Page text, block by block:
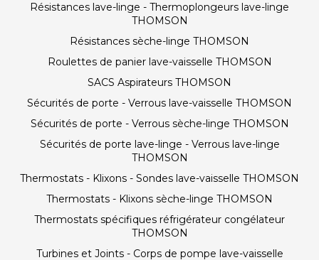
Résistances lave-linge - Thermoplongeurs lave-linge
THOMSON
Résistances sèche-linge THOMSON
Roulettes de panier lave-vaisselle THOMSON
SACS Aspirateurs THOMSON
Sécurités de porte - Verrous lave-vaisselle THOMSON
Sécurités de porte - Verrous sèche-linge THOMSON
Sécurités de porte lave-linge - Verrous lave-linge
THOMSON
Thermostats - Klixons - Sondes lave-vaisselle THOMSON
Thermostats - Klixons sèche-linge THOMSON
Thermostats spécifiques réfrigérateur congélateur
THOMSON
Turbines et Joints - Corps de pompe lave-vaisselle